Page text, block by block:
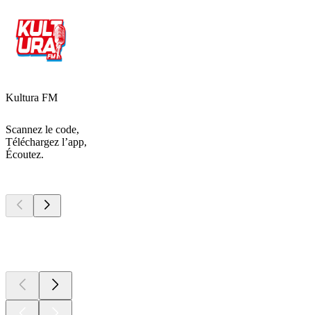
Kultura FM
Scannez le code,
Téléchargez l’app,
Écoutez.